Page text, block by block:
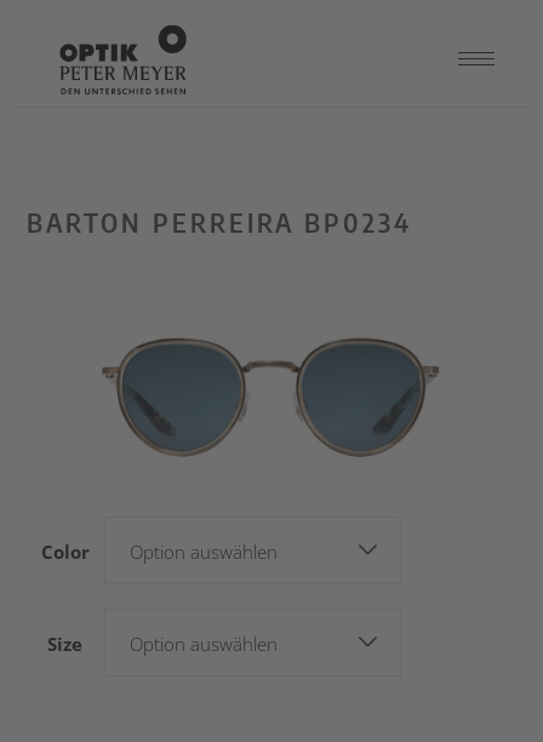
BARTON PERREIRA BP0234
Color Option auswählen
Size Option auswählen